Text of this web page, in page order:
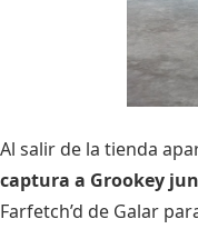
Al salir de la tienda
captura a Grookey
Farfetch’d de Galar